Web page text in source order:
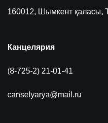
160012, Шымкент қаласы,
Канцелярия
(8-725-2) 21-01-41
canselyarya@mail.ru